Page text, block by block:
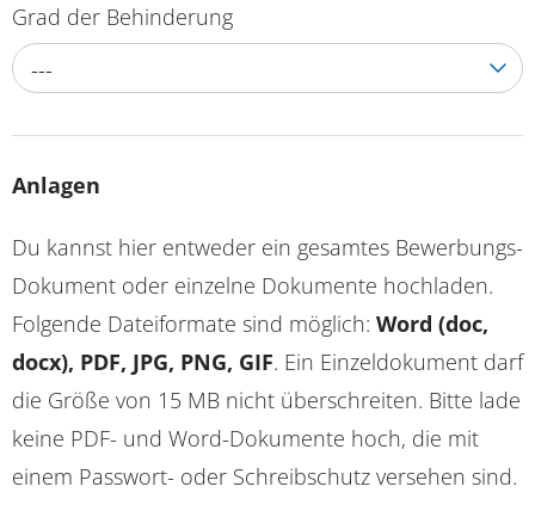
Grad der Behinderung
---
Anlagen
Du kannst hier entweder ein gesamtes Bewerbungs-
Dokument oder einzelne Dokumente hochladen.
Folgende Dateiformate sind möglich: Word (doc,
docx), PDF, JPG, PNG, GIF. Ein Einzeldokument darf
die Größe von 15 MB nicht überschreiten. Bitte lade
keine PDF- und Word-Dokumente hoch, die mit
einem Passwort- oder Schreibschutz versehen sind.